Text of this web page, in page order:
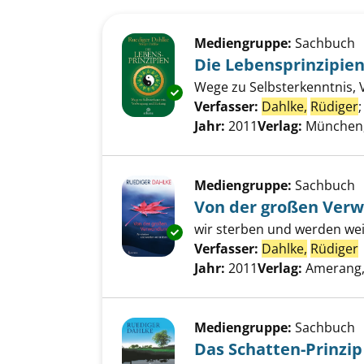
Exemplar-Details von Die
Mediengruppe: Sachbuch
Die Lebensprinzipien
Wege zu
Verfasser: Dahlke, Rüdiger;
Jahr: 2011Verlag:
Exemplar-Details von Von der
Mediengruppe: Sachbuch
Von der großen
wir sterben und werden
Verfasser: Dahlke, Rüdiger
Jahr: 2011Verlag:
Mediengruppe: Sachbuch
Das Schatten-Prinzip